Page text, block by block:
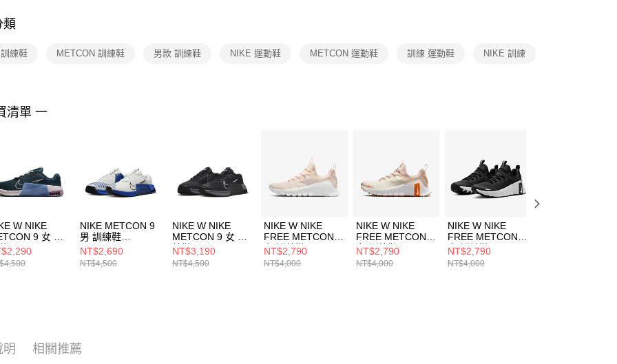
１．透過由恩沛科技股份有限公司提供之「AFTEE先享後付」服務完成之
交易，需依本服務之必要範圍內提供個人資料，並將交易相關給付款項請
即時審查核予不同之上限額度；若仍有額度不足之情形，本公司將視審查
結果請求用戶進行身份認證。
５．嚴禁一人註冊多個帳號或使用他人資訊註冊。若發現惡意使用之情
形，恩沛科技股份有限公司將有權停止該用戶之使用額度並採取法律行
類
練鞋 METCON 訓練鞋 男款 訓練鞋 NIKE 運動鞋 METCON 運動鞋 訓練 運動鞋 NIKE 訓練
清單 一
W NIKE
9 女 訓
DZ2537401
NIKE METCON 9
男 訓練鞋
DZ2617008
NT$2,690
NT$4,500
NIKE W NIKE
METCON 9 女 訓
練鞋 DZ2537001
NT$3,190
NT$4,500
NIKE W NIKE
FREE METCON 6
女 訓練鞋
FJ7126112
NT$2,790
NT$4,000
NIKE W NIKE
FREE METCON 6
女 訓練鞋
FJ7126012
NT$2,790
NT$4,000
NIKE W NIKE
FREE METCON 6
女 訓練鞋
FJ7126001
NT$2,790
NT$4,000
明 相關推薦